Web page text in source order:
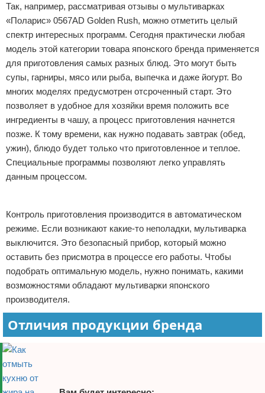
Так, например, рассматривая отзывы о мультиварках
«Поларис» 0567AD Golden Rush, можно отметить целый
спектр интересных программ. Сегодня практически любая
модель этой категории товара японского бренда применяется
для приготовления самых разных блюд. Это могут быть
супы, гарниры, мясо или рыба, выпечка и даже йогурт. Во
многих моделях предусмотрен отсроченный старт. Это
позволяет в удобное для хозяйки время положить все
ингредиенты в чашу, а процесс приготовления начнется
позже. К тому времени, как нужно подавать завтрак (обед,
ужин), блюдо будет только что приготовленное и теплое.
Специальные программы позволяют легко управлять
данным процессом.
Контроль приготовления производится в автоматическом
режиме. Если возникают какие-то неполадки, мультиварка
выключится. Это безопасный прибор, который можно
оставить без присмотра в процессе его работы. Чтобы
подобрать оптимальную модель, нужно понимать, какими
возможностями обладают мультиварки японского
производителя.
Отличия продукции бренда